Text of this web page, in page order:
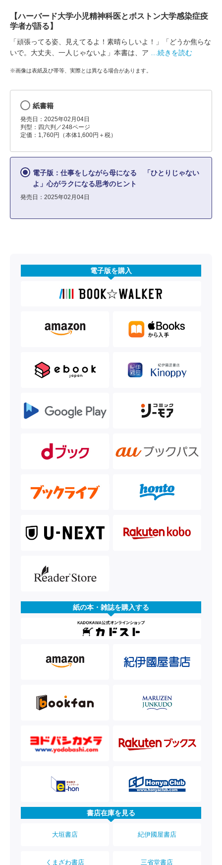
【ハーバード大学小児精神科医とボストン大学感染症疫
学者が語る】
「頑張ってる姿、見えてるよ！素晴らしいよ！」「どうか焦らな
いで。大丈夫、一人じゃないよ」本書は、ア
…続きを読む
※画像は表紙及び帯等、実際とは異なる場合があります。
紙書籍
発売日：2025年02月04日
判型：四六判／248ページ
定価：1,760円（本体1,600円＋税）
電子版：仕事をしながら母になる 「ひとりじゃない
よ」心がラクになる思考のヒント
発売日：2025年02月04日
電子版を購入
紙の本・雑誌を購入する
書店在庫を見る
大垣書店 紀伊國屋書店
くまざわ書店 三省堂書店